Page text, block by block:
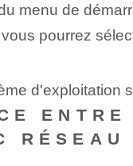
menu de
pourrez
d'exploitation